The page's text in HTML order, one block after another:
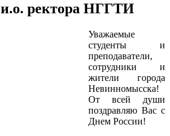
ректора НГГТИ
Уважаемые
студенты и
преподаватели,
сотрудники и
жители города
Невинномысска!
От всей души
поздравляю Вас с
Днем России!